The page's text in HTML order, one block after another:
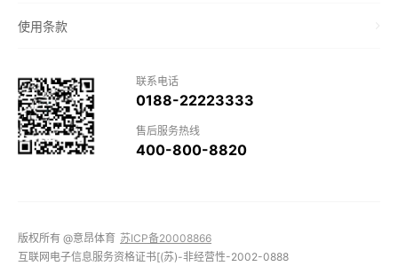
使用条款
联系电话
0188-22223333
售后服务热线
400-800-8820
版权所有 @意昂体育 苏ICP备20008866
互联网电子信息服务资格证书[(苏)-非经营性-2002-0888